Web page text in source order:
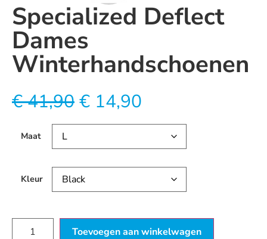
Specialized Deflect
Dames
Winterhandschoenen
€41,90€ 14,90
Maat
Kleur
Toevoegen aan winkelwagen